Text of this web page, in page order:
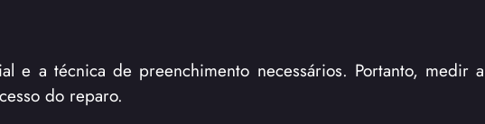
e a técnica de preenchimento necessários. Portanto, medir a
do reparo.